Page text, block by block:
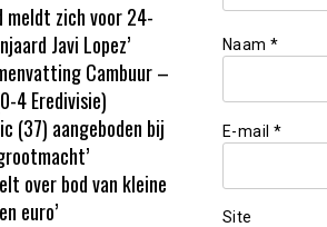
Naam *
E-mail *
Site
meldt zich voor 24-
Javi Lopez’
Cambuur –
4 Eredivisie)
(37) aangeboden bij
over bod van kleine
euro’